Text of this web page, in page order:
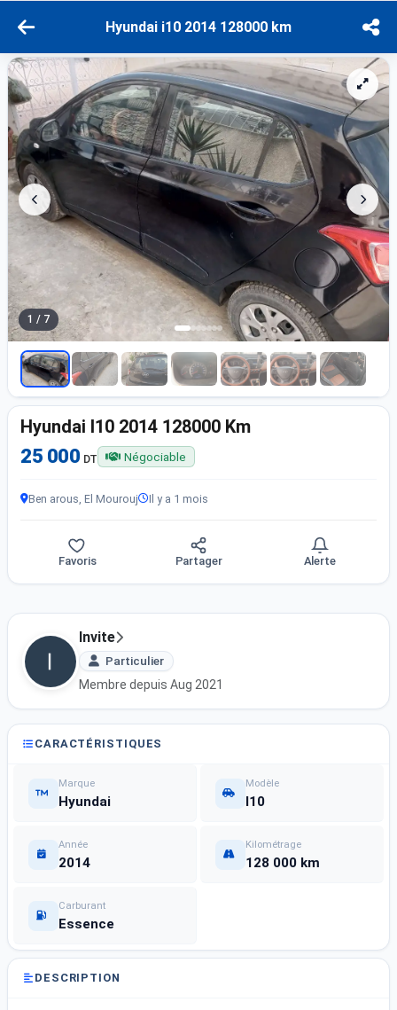
Hyundai i10 2014 128000 km
1 / 7
Hyundai I10 2014 128000 Km
25 000 DT Négociable
Ben arous, El Mourouj Il y a 1 mois
Favoris Partager Alerte
Invite
Particulier
Membre depuis Aug 2021
CARACTÉRISTIQUES
Marque
Hyundai
Modèle
I10
Année
2014
Kilométrage
128 000 km
Carburant
Essence
DESCRIPTION